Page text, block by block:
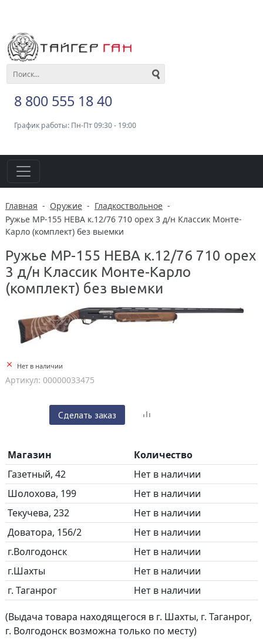
8 800 555 18 40
График работы: Пн-Пт 09:30 - 19:00
Главная - Оружие - Гладкоствольное -
Ружье МР-155 НЕВА к.12/76 710 орех 3 д/н Классик Монте-
Карло (комплект) без выемки
Ружье МР-155 НЕВА к.12/76 710 орех
3 д/н Классик Монте-Карло
(комплект) без выемки
Нет в наличии
Артикул: 00000033475
Сделать заказ
Магазин
Количество
Газетный, 42
Нет в наличии
Шолохова, 199
Нет в наличии
Текучева, 232
Нет в наличии
Доватора, 156/2
Нет в наличии
г.Волгодонск
Нет в наличии
г.Шахты
Нет в наличии
г. Таганрог
Нет в наличии
(Выдача товара находящегося в г. Шахты, г. Таганрог,
г. Волгодонск возможна только по месту)